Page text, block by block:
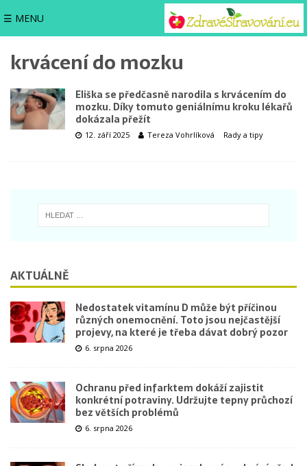
☰ MENU
krvácení do mozku
Eliška se předčasně narodila s krvácením do
mozku. Díky tomuto geniálnímu kroku lékařů
dokázala přežít
12. září 2025 Tereza Vohrlíková Rady a tipy
AKTUÁLNĚ
Nedostatek vitamínu D může být příčinou
různých onemocnění. Toto jsou nejčastější
projevy, na které je třeba dávat dobrý pozor
6. srpna 2026
Ochranu před infarktem dokáží zajistit
konkrétní potraviny. Udržujte tepny průchozí
bez větších problémů
6. srpna 2026